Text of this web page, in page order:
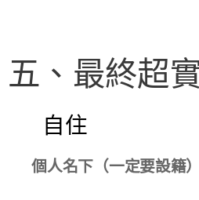
五、最終超
自住
👉個人名下（一定要設籍）